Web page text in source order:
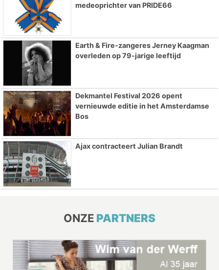
medeoprichter van PRIDE66
Earth & Fire-zangeres Jerney Kaagman
overleden op 79-jarige leeftijd
Dekmantel Festival 2026 opent
vernieuwde editie in het Amsterdamse
Bos
Ajax contracteert Julian Brandt
ONZE PARTNERS